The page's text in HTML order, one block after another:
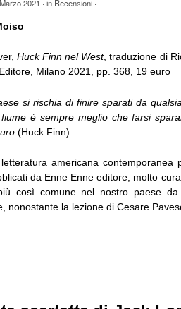
2021 · in Recensioni·
Huck Finn nel West, traduzione di
Milano 2021, pp. 368, 19 euro
si rischia di finire sparati da
è sempre meglio che farsi
(Huck Finn)
americana contemporanea
da Enne Enne editore, molto
così comune nel nostro paese
nonostante la lezione di Cesare